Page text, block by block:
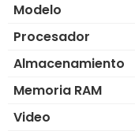
Modelo
Procesador
Almacenamiento
Memoria RAM
Video